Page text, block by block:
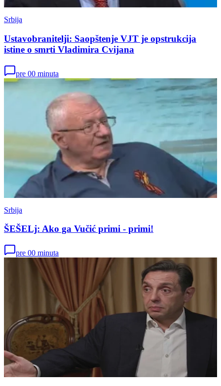
Srbija
Ustavobranitelji: Saopštenje VJT je opstrukcija
istine o smrti Vladimira Cvijana
pre 00 minuta
Srbija
ŠEŠELj: Ako ga Vučić primi - primi!
pre 00 minuta